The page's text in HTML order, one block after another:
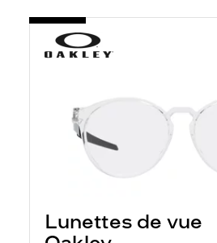
Lunettes de vue